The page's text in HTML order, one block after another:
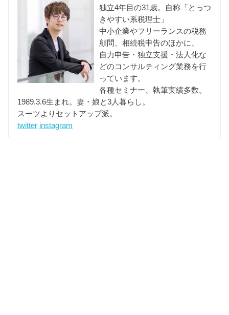
独立4年目の31歳。自称「とっつ
きやすい系税理士」
中小企業やフリーランスの税務
顧問、相続税申告のほかに、
自力申告・独立支援・法人化な
どのコンサルティング業務を行
っています。
各種セミナー、執筆実績多数。
1989.3.6生まれ。妻・娘と3人暮らし。
スーツよりセットアップ派。
twitter instagram